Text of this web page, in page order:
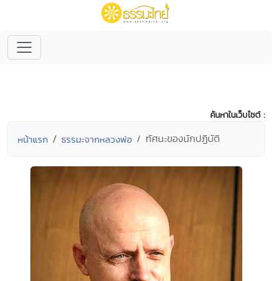
ค้นหาในเว็บไซต์ :
หน้าแรก ธรรมะจากหลวงพ่อ ทัศนะของนักปฏิบัติ